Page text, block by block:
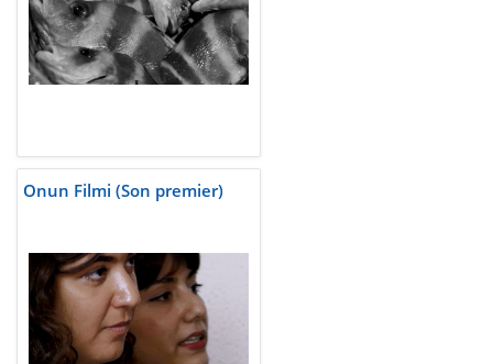
Onun Filmi (Son premier)